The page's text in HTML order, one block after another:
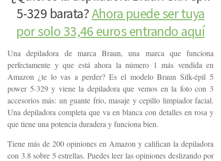
5-329 barata?Ahora puede ser tuya
por solo 33,46 euros entrando aquí
Una depiladora de marca Braun, una marca que funciona
perfectamente y que está ahora la número 1 más vendida en
Amazon ¿te lo vas a perder? Es el modelo Braun Silk-épil 5
power 5-329 y viene la depiladora que vemos en la foto con 3
accesorios más: un guante frío, masaje y cepillo limpiador facial.
Una depiladora completa que va en blanca con detalles en rosa y
que tiene una potencia duradera y funciona bien.
Tiene más de 200 opiniones en Amazon y califican la depiladora
con 3.8 sobre 5 estrellas. Puedes leer las opiniones deslizando por